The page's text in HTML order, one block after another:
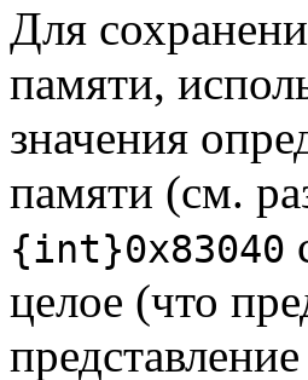
Для
памяти,
значения
памяти (см.
{int}0x83040
целое (что